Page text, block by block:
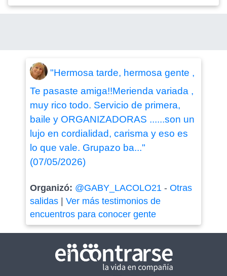
"Hermosa tarde, hermosa gente ,
Te pasaste amiga!!Merienda variada ,
muy rico todo. Servicio de primera,
baile y ORGANIZADORAS ......son un
lujo en cordialidad, carisma y eso es
lo que vale. Grupazo ba..."
(07/05/2026)
Organizó: @GABY_LACOLO21- Otras
salidas| Ver más testimonios de
encuentros para conocer gente